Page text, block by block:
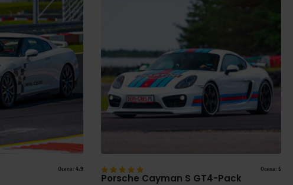
Ocena: 4.9 Ocena: 5
Porsche Cayman S GT4-Pack